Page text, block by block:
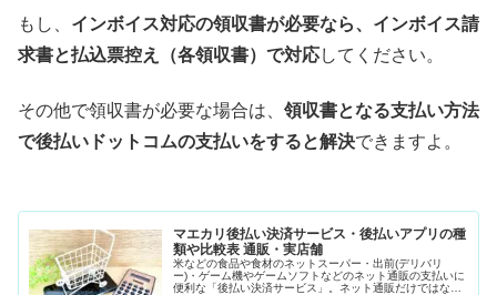
もし、 インボイス対応の領収書が必要なら、インボイス請
求書と払込票控え（各領収書）で対応してください。
その他で領収書が必要な場合は、 領収書となる支払い方法
で後払いドットコムの支払いをすると解決できますよ。
マエカリ後払い決済サービス・後払いアプリの種
類や比較表 通販・実店舗
米などの食品や食材のネットスーパー・出前(デリバリ
ー)・ゲーム機やゲームソフトなどのネット通販の支払いに
便利な「後払い決済サービス」。ネット通販だけではな